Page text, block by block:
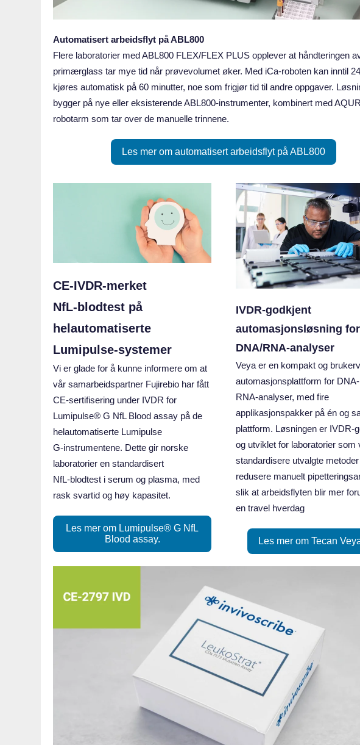
Automatisert arbeidsflyt på ABL800
Flere laboratorier med ABL800 FLEX/FLEX PLUS opplever at håndteringen
primærglass tar mye tid når prøvevolumet øker. Med iCa‑roboten kan inntil
kjøres automatisk på 60 minutter, noe som frigjør tid til andre oppgaver.
bygger på nye eller eksisterende ABL800‑instrumenter, kombinert med
robotarm som tar over de manuelle trinnene.
Les mer om automatisert arbeidsflyt på ABL800
CE‑IVDR‑merket
NfL‑blodtest på
helautomatiserte
Lumipulse‑systemer
Vi er glade for å kunne informere om at
vår samarbeidspartner Fujirebio har fått
CE‑sertifisering under IVDR for
Lumipulse® G NfL Blood assay på de
helautomatiserte Lumipulse
G‑instrumentene. Dette gir norske
laboratorier en standardisert
NfL‑blodtest i serum og plasma, med
rask svartid og høy kapasitet.
Les mer om Lumipulse® G NfL
Blood assay.
IVDR‑godkjent
automasjonsløsning for
DNA/RNA‑analyser
Veya er en kompakt og
automasjonsplattform for
RNA‑analyser, med fire
applikasjonspakker på én og
plattform. Løsningen er
og utviklet for laboratorier som
standardisere utvalgte
redusere manuelt
slik at arbeidsflyten blir mer
en travel hverdag
Les mer om Tecan